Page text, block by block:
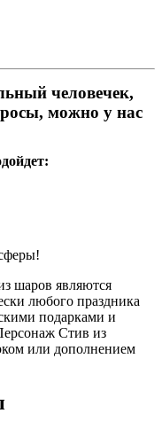
человечек,
можно у нас
шаров являются
любого праздника
подарками и
Стив из
или дополнением